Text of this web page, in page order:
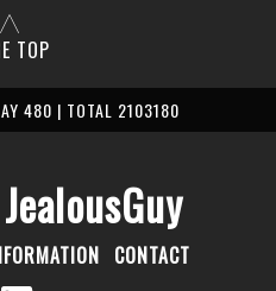
TOP
480 | TOTAL 2103180
CONTACT